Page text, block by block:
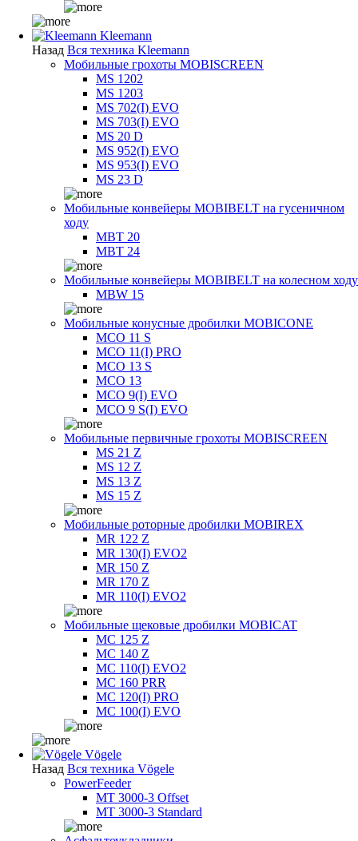
Kleemann
Назад Вся техника Kleemann
Мобильные грохоты MOBISCREEN
MS 1202
MS 1203
MS 702(I) EVO
MS 703(I) EVO
MS 20 D
MS 952(I) EVO
MS 953(I) EVO
MS 23 D
Мобильные конвейеры MOBIBELT на гусеничном
ходу
MBT 20
MBT 24
Мобильные конвейеры MOBIBELT на колесном ходу
MBW 15
Мобильные конусные дробилки MOBICONE
MCO 11 S
MCO 11(I) PRO
MCO 13 S
MCO 13
MCO 9(I) EVO
MCO 9 S(I) EVO
Мобильные первичные грохоты MOBISCREEN
MS 21 Z
MS 12 Z
MS 13 Z
MS 15 Z
Мобильные роторные дробилки MOBIREX
MR 122 Z
MR 130(I) EVO2
MR 150 Z
MR 170 Z
MR 110(I) EVO2
Мобильные щековые дробилки MOBICAT
MC 125 Z
MC 140 Z
MC 110(I) EVO2
MC 160 PRR
MC 120(I) PRO
MC 100(I) EVO
Vögele
Назад Вся техника Vögele
PowerFeeder
MT 3000-3 Offset
MT 3000-3 Standard